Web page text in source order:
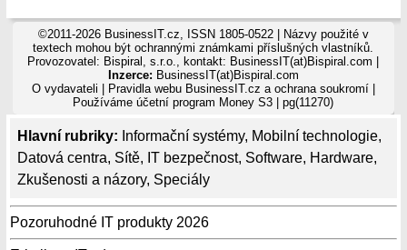
Hlavní rubriky: Informační systémy, Mobilní technologie,
Datová centra, Sítě, IT bezpečnost, Software, Hardware,
Zkušenosti a názory, Speciály
Pozoruhodné IT produkty 2026
©2011-2026 BusinessIT.cz, ISSN 1805-0522 | Názvy použité v
textech mohou být ochrannými známkami příslušných vlastníků.
Provozovatel: Bispiral, s.r.o., kontakt: BusinessIT(at)Bispiral.com |
Inzerce: BusinessIT(at)Bispiral.com
O vydavateli
Pravidla webu BusinessIT.cz a ochrana soukromí|
Používámeúčetní program Money S3 | pg(11270)